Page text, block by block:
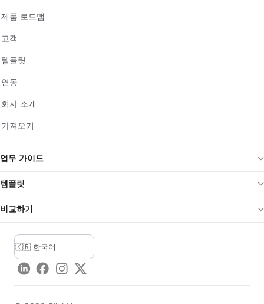
제품 로드맵
고객
템플릿
연동
회사 소개
가져오기
업무 가이드
템플릿
비교하기
LinkedInFacebook
Instagram
Twitter